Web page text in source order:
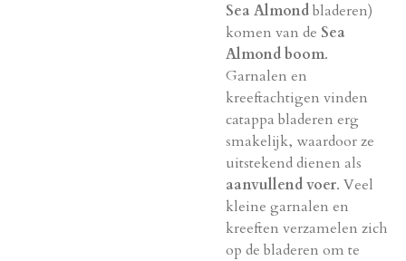
Sea Almondbladeren)
komen van de Sea
Almond boom.
Garnalen en
kreeftachtigen vinden
catappa bladeren erg
smakelijk, waardoor ze
uitstekend dienen als
aanvullend voer. Veel
kleine garnalen en
kreeften verzamelen zich
op de bladeren om te